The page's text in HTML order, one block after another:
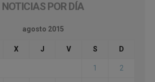
NOTICIAS POR DÍA
agosto 2015
X J V S D
1 2